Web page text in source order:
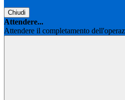
Chiudi
Attendere...
Attendere il completamento